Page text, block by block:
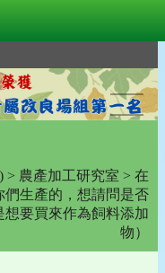
> 農產加工研究室 > 在
生產的，想請問是否
要買來作為飼料添加
物）